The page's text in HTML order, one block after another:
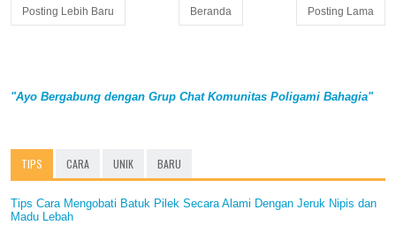
Posting Lebih Baru Posting Lama
Beranda
"Ayo Bergabung dengan Grup Chat Komunitas Poligami Bahagia"
TIPS CARA UNIK BARU
Tips Cara Mengobati Batuk Pilek Secara Alami Dengan Jeruk Nipis dan
Madu Lebah